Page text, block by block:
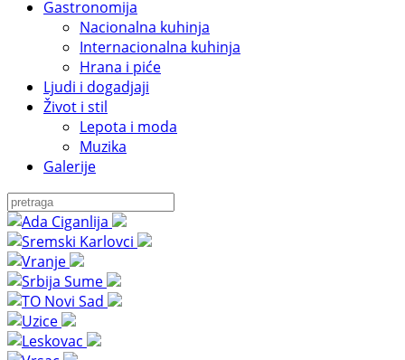
Gastronomija
Nacionalna kuhinja
Internacionalna kuhinja
Hrana i piće
Ljudi i dogadjaji
Život i stil
Lepota i moda
Muzika
Galerije